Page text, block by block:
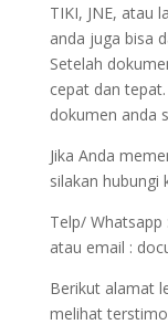
TIKI, JNE, atau
anda juga bisa
Setelah
cepat dan
dokumen anda
Jika Anda
silakan hubungi
Telp/
atau email :
Berikut alamat
melihat